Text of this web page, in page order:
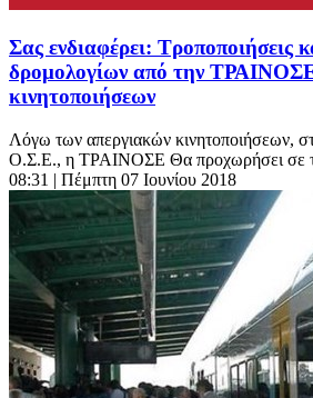
Σας ενδιαφέρει: Τροποποιήσεις
δρομολογίων από την
κινητοποιήσεων
Λόγω των απεργιακών κινητοποιήσεων,
Ο.Σ.Ε., η ΤΡΑΙΝΟΣΕ Θα προχωρήσει σε
08:31 | Πέμπτη 07 Ιουνίου 2018